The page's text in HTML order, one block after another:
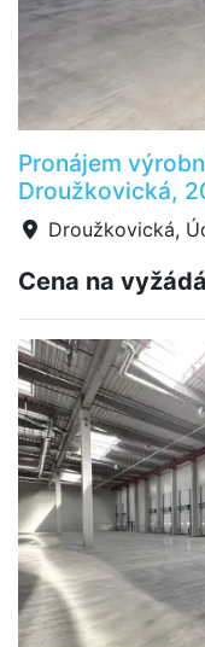
Pronájem
Droužkovická,
Droužkovická,
Cena na